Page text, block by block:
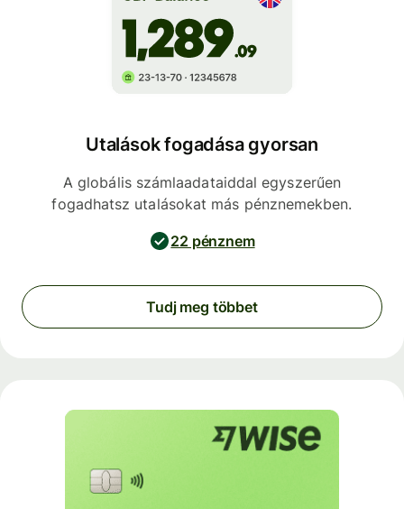
Utalások fogadása gyorsan
A globális számlaadataiddal egyszerűen
fogadhatsz utalásokat más pénznemekben.
22 pénznem
Tudj meg többet